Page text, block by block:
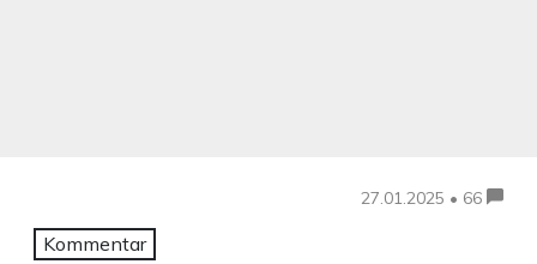
27.01.2025 • 66
Kommentar